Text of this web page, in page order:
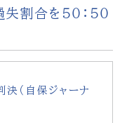
割合を５０：５０
決（自保ジャーナ